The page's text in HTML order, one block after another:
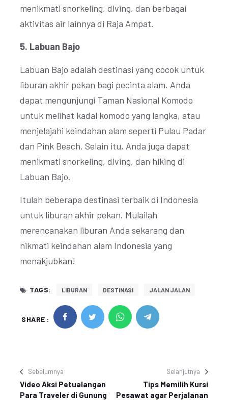
menikmati snorkeling, diving, dan berbagai
aktivitas air lainnya di Raja Ampat.
5. Labuan Bajo
Labuan Bajo adalah destinasi yang cocok untuk
liburan akhir pekan bagi pecinta alam. Anda
dapat mengunjungi Taman Nasional Komodo
untuk melihat kadal komodo yang langka, atau
menjelajahi keindahan alam seperti Pulau Padar
dan Pink Beach. Selain itu, Anda juga dapat
menikmati snorkeling, diving, dan hiking di
Labuan Bajo.
Itulah beberapa destinasi terbaik di Indonesia
untuk liburan akhir pekan. Mulailah
merencanakan liburan Anda sekarang dan
nikmati keindahan alam Indonesia yang
menakjubkan!
TAGS: LIBURAN DESTINASI JALAN JALAN
SHARE :
Sebelumnya
Video Aksi Petualangan
Para Traveler di Gunung
Selanjutnya
Tips Memilih Kursi
Pesawat agar Perjalanan